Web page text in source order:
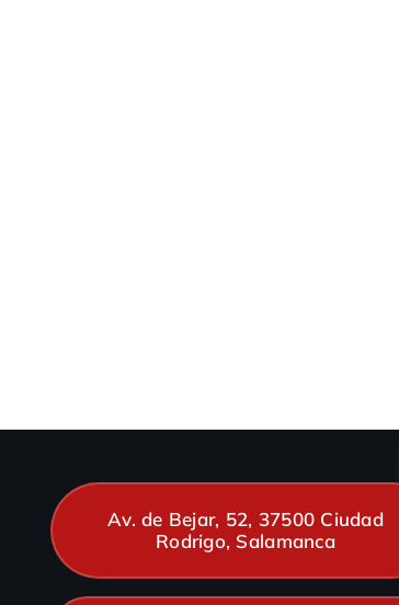
Av. de Bejar, 52, 37500 Ciudad
Rodrigo, Salamanca